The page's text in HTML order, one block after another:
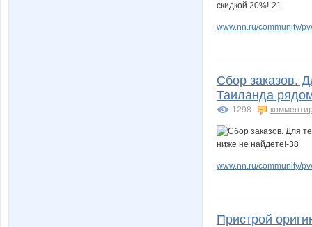
www.nn.ru/community/
Сбор заказов.
Таиланда
1298
www.nn.ru/community/
Пристрой